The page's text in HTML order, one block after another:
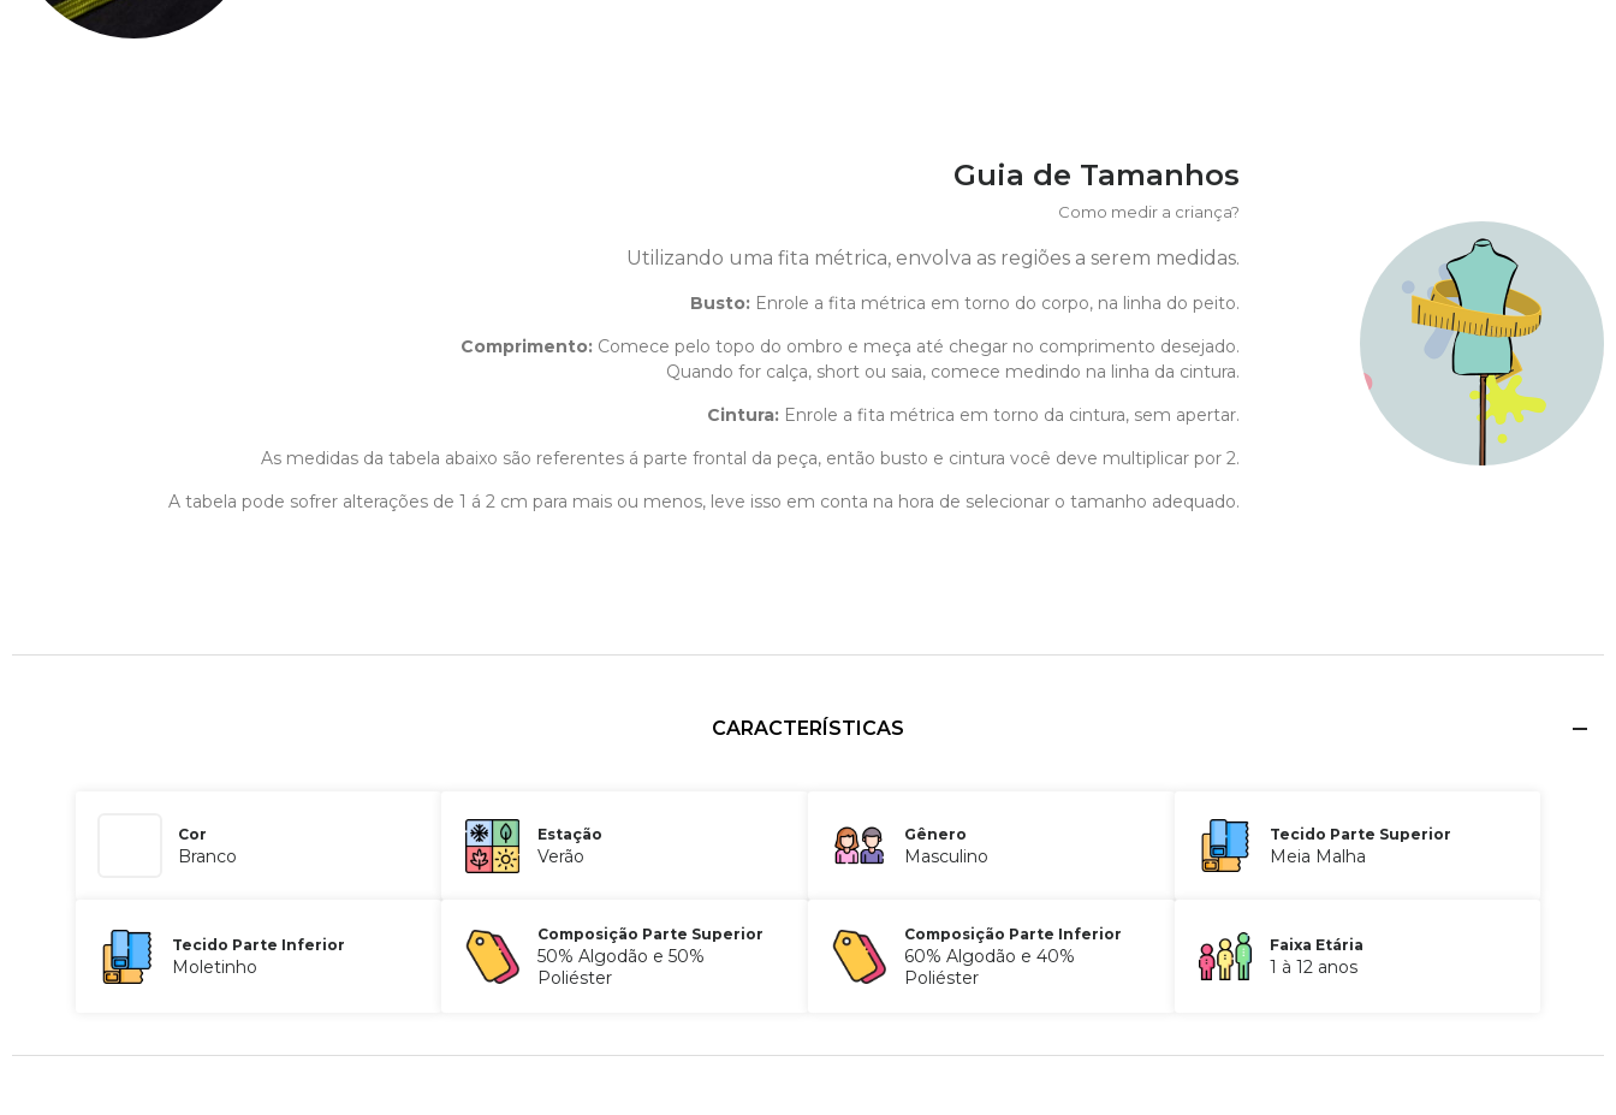
Guia de Tamanhos
Como medir a criança?
Utilizando uma fita métrica, envolva as regiões a serem medidas.
Busto: Enrole a fita métrica em torno do corpo, na linha do peito.
Comprimento: Comece pelo topo do ombro e meça até chegar no comprimento desejado.
Quando for calça, short ou saia, comece medindo na linha da cintura.
Cintura: Enrole a fita métrica em torno da cintura, sem apertar.
As medidas da tabela abaixo são referentes á parte frontal da peça, então busto e cintura você deve multiplicar por 2.
A tabela pode sofrer alterações de 1 á 2 cm para mais ou menos, leve isso em conta na hora de selecionar o tamanho adequado.
CARACTERÍSTICAS
Cor
Branco
Estação
Verão
Gênero
Masculino
Tecido Parte Superior
Meia Malha
Tecido Parte Inferior
Moletinho
Composição Parte Superior
50% Algodão e 50%
Poliéster
Composição Parte Inferior
60% Algodão e 40%
Poliéster
Faixa Etária
1 à 12 anos